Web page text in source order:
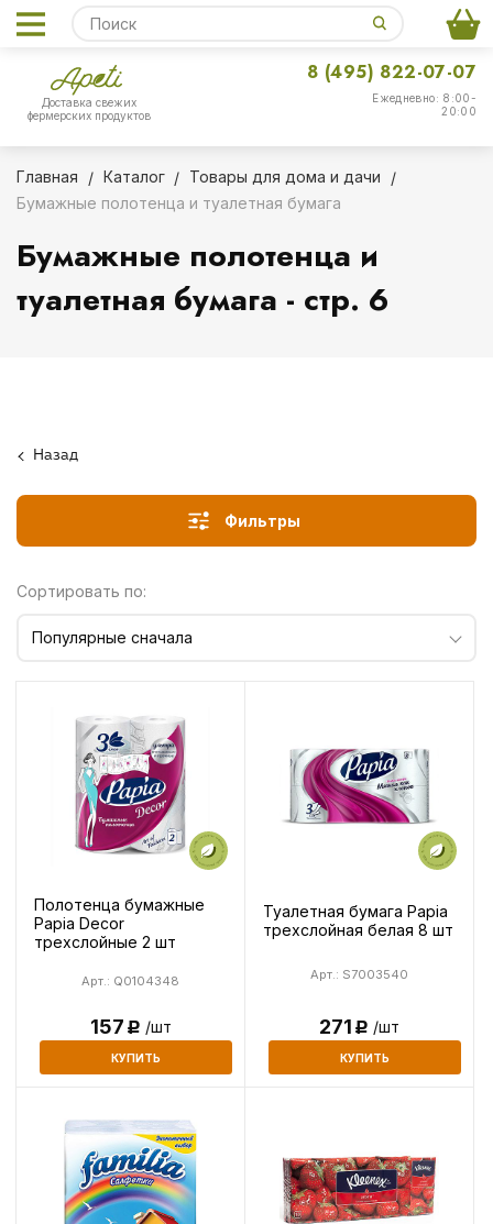
Доставка свежих
фермерских продуктов
Ежедневно: 8:00-
20:00
8 (495) 822-07-07
Главная Каталог
Товары для дома и дачи
Бумажные полотенца и туалетная бумага
Бумажные полотенца и
туалетная бумага - стр. 6
Назад
Фильтры
Сортировать по:
Популярные сначала
Полотенца бумажные
Papia Decor
трехслойные 2 шт
Арт.: Q0104348
157Р /шт
КУПИТЬ
Туалетная бумага Papia
трехслойная белая 8 шт
Арт.: S7003540
271Р /шт
КУПИТЬ